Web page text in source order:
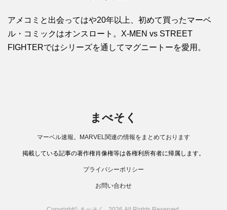
アメコミと出会ってはや20年以上、初めて買ったマーベ
ル・コミックはオンスロート。X-MEN vs STREET
FIGHTERではシリーズを通してマグニートーを愛用。
まべそく
マーベル速報。MARVEL関連の情報をまとめております
掲載している記事の著作権肖像権等は各権利所有者に帰属します。
プライバシーポリシー
お問い合わせ